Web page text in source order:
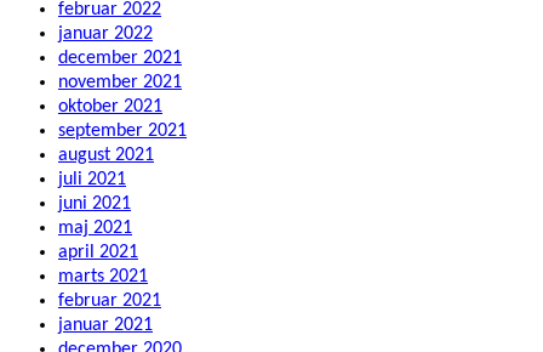
februar 2022
januar 2022
december 2021
november 2021
oktober 2021
september 2021
august 2021
juli 2021
juni 2021
maj 2021
april 2021
marts 2021
februar 2021
januar 2021